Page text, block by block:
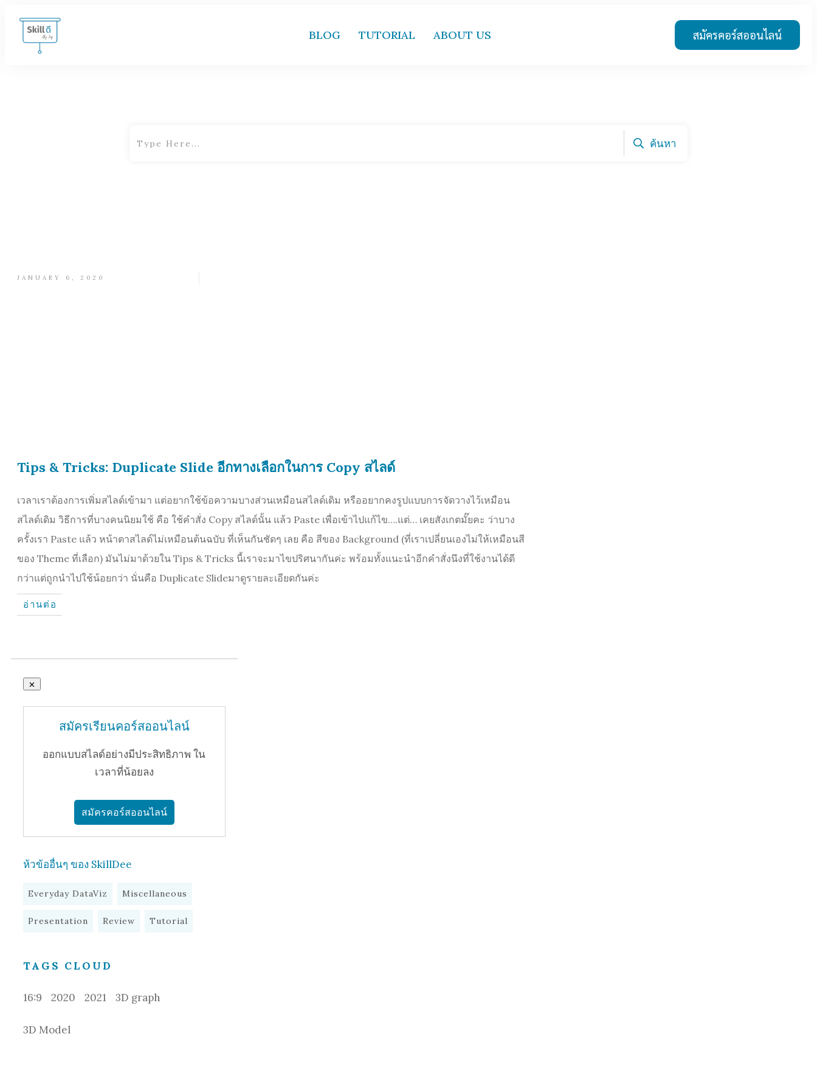
BLOG TUTORIAL ABOUT US สมัครคอร์สออนไลน์
ค้นหา
JANUARY 6, 2020
Tips & Tricks: Duplicate Slide อีกทางเลือกในการ Copy สไลด์
เวลาเราต้องการเพิ่มสไลด์เข้ามา แต่อยากใช้ข้อความบางส่วนเหมือนสไลด์เดิม หรืออยากคงรูปแบบการจัดวางไว้เหมือน
สไลด์เดิม วิธีการที่บางคนนิยมใช้ คือ ใช้คำสั่ง Copy สไลด์นั้น แล้ว Paste เพื่อเข้าไปแก้ไข….แต่… เคยสังเกตมั๊ยคะ ว่าบาง
ครั้งเรา Paste แล้ว หน้าตาสไลด์ไม่เหมือนต้นฉบับ ที่เห็นกันชัดๆ เลย คือ สีของ Background (ที่เราเปลี่ยนเองไม่ให้เหมือนสี
ของ Theme ที่เลือก) มันไม่มาด้วยใน Tips & Tricks นี้เราจะมาไขปริศนากันค่ะ พร้อมทั้งแนะนำอีกคำสั่งนึงที่ใช้งานได้ดี
กว่าแต่ถูกนำไปใช้น้อยกว่า นั่นคือ Duplicate Slideมาดูรายละเอียดกันค่ะ
อ่านต่อ
สมัครเรียนคอร์สออนไลน์
ออกแบบสไลด์อย่างมีประสิทธิภาพ ใน
เวลาที่น้อยลง
สมัครคอร์สออนไลน์
ห้วข้ออื่นๆ ของ SkillDee
Everyday DataViz Miscellaneous
Presentation Review Tutorial
TAGS CLOUD
16:9 2020 2021 3D graph
3D Model